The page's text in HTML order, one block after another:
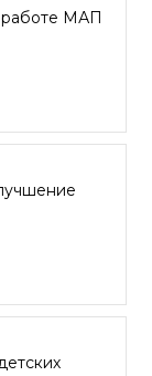
работе МАП